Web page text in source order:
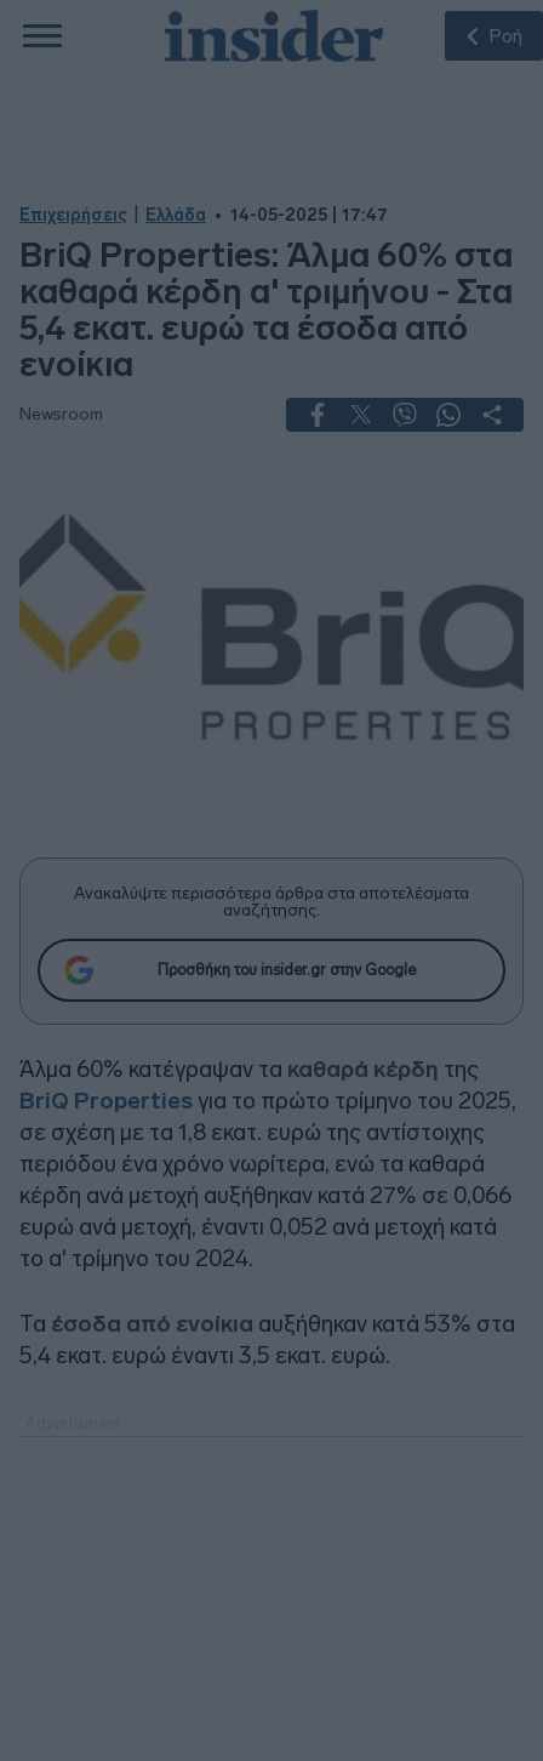
Ροή
Επιχειρήσεις Ελλάδα 14-05-2025 | 17:47
BriQ Properties: Άλμα 60% στα
καθαρά κέρδη α' τριμήνου - Στα
5,4 εκατ. ευρώ τα έσοδα από
ενοίκια
Newsroom
Ανακαλύψτε περισσότερα άρθρα στα αποτελέσματα
αναζήτησης.
Προσθήκη του insider.gr στην Google
Άλμα 60% κατέγραψαν τα καθαρά κέρδη της
BriQ Properties για το πρώτο τρίμηνο του 2025,
σε σχέση με τα 1,8 εκατ. ευρώ της αντίστοιχης
περιόδου ένα χρόνο νωρίτερα, ενώ τα καθαρά
κέρδη ανά μετοχή αυξήθηκαν κατά 27% σε 0,066
ευρώ ανά μετοχή, έναντι 0,052 ανά μετοχή κατά
το α' τρίμηνο του 2024.
Τα έσοδα από ενοίκια αυξήθηκαν κατά 53% στα
5,4 εκατ. ευρώ έναντι 3,5 εκατ. ευρώ.